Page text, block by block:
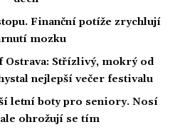
Finanční potíže zrychlují
mozku
Ostrava: Střízlivý, mokrý od
nejlepší večer festivalu
letní boty pro seniory. Nosí
ohrožují se tím